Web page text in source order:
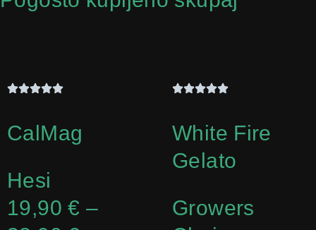
CalMag
Hesi
19,90€ –
Cenovni
White Fire
Gelato
Growers